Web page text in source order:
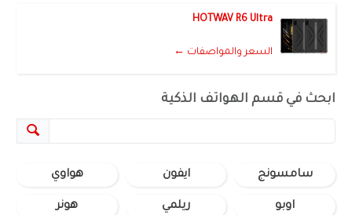
HOTWAV R6 Ultra
السعر والمواصفات ←
ابحث في قسم الهواتف الذكية
سامسونج ايفون هواوي
اوبو ريلمي هونر